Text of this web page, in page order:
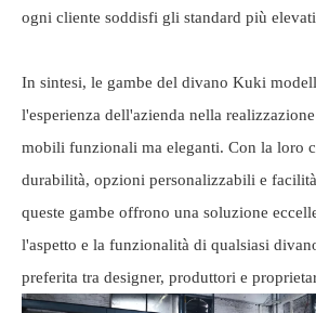
ogni cliente soddisfi gli standard più
In sintesi, le gambe del divano Kuki
l'esperienza dell'azienda nella
mobili funzionali ma eleganti. Con la loro
durabilità, opzioni personalizzabili e
queste gambe offrono una soluzione
l'aspetto e la funzionalità di qualsiasi
preferita tra designer, produttori e